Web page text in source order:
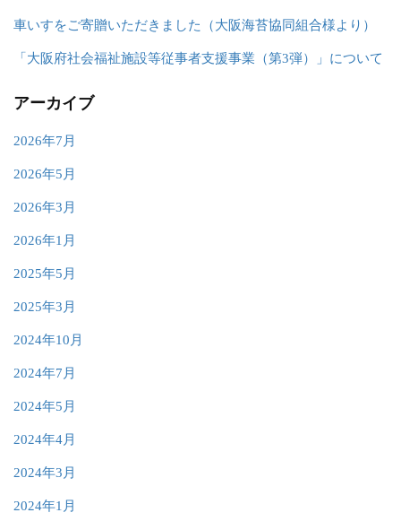
車いすをご寄贈いただきました（大阪海苔協同組合様より）
「大阪府社会福祉施設等従事者支援事業（第3弾）」について
アーカイブ
2026年7月
2026年5月
2026年3月
2026年1月
2025年5月
2025年3月
2024年10月
2024年7月
2024年5月
2024年4月
2024年3月
2024年1月